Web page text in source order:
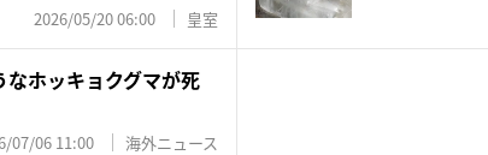
2026/05/20 06:00 皇室
ホッキョクグマが死
07/06 11:00 海外ニュース